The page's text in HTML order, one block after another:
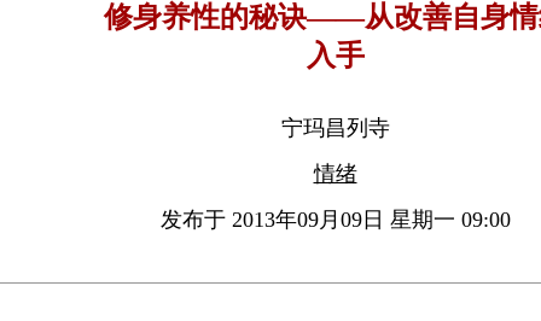
修身养性的秘诀——从改善自身
入手
宁玛昌列寺
情绪
发布于 2013年09月09日 星期一 09:00